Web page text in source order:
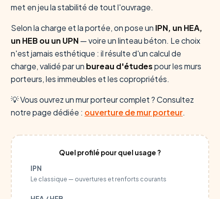
met en jeu la stabilité de tout l'ouvrage.
Selon la charge et la portée, on pose un IPN, un HEA,
un HEB ou un UPN— voire un linteau béton. Le choix
n'est jamais esthétique : il résulte d'un calcul de
charge, validé par un bureau d'étudespour les murs
porteurs, les immeubles et les copropriétés.
💡 Vous ouvrez un mur porteur complet ? Consultez
notre page dédiée : ouverture de mur porteur.
Quel profilé pour quel usage ?
IPN
Le classique — ouvertures et renforts courants